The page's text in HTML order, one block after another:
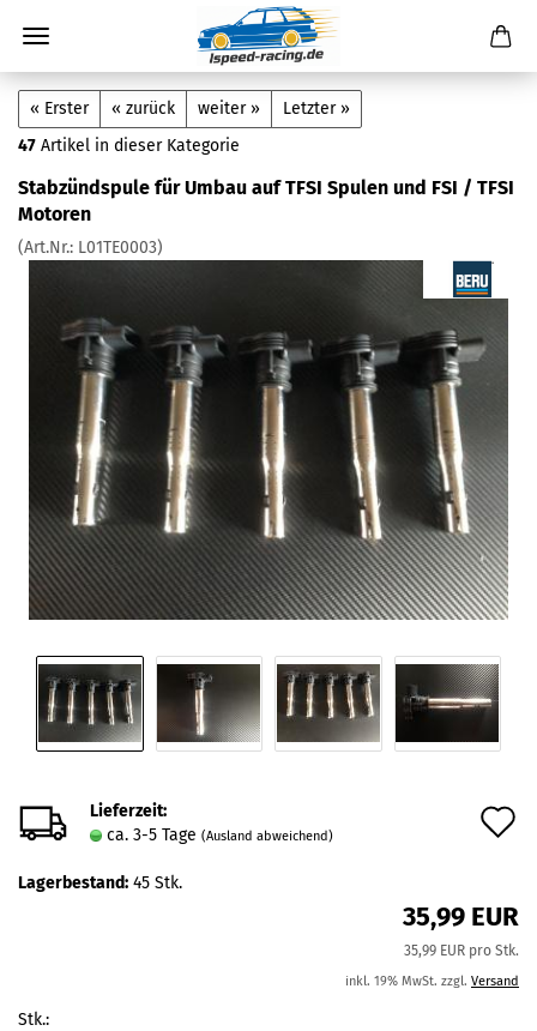
« Erster « zurück weiter »
Letzter »
47 Artikel in dieser Kategorie
Stabzündspule für Umbau auf TFSI Spulen und FSI / TFSI
Motoren
(Art.Nr.: L01TE0003)
Lieferzeit:
ca. 3-5 Tage (Ausland abweichend)
Lagerbestand: 45 Stk.
35,99 EUR
35,99 EUR pro Stk.
inkl. 19% MwSt. zzgl. Versand
Stk.: